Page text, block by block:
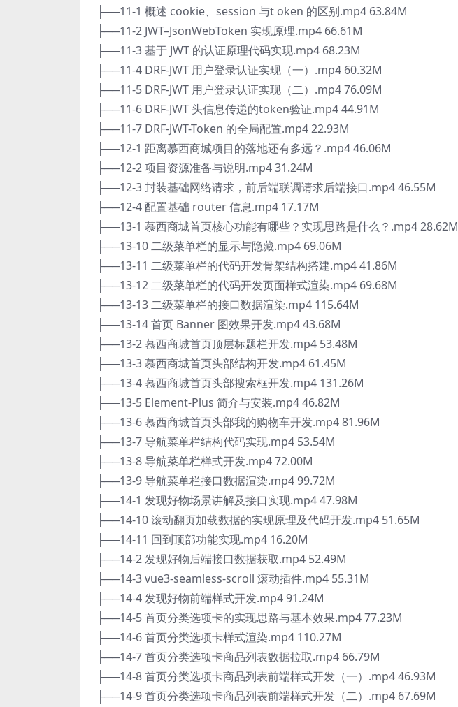
├──11-1 概述 cookie、session 与t oken 的区别.mp4 63.84M
├──11-2 JWT–JsonWebToken 实现原理.mp4 66.61M
├──11-3 基于 JWT 的认证原理代码实现.mp4 68.23M
├──11-4 DRF-JWT 用户登录认证实现（一）.mp4 60.32M
├──11-5 DRF-JWT 用户登录认证实现（二）.mp4 76.09M
├──11-6 DRF-JWT 头信息传递的token验证.mp4 44.91M
├──11-7 DRF-JWT-Token 的全局配置.mp4 22.93M
├──12-1 距离慕西商城项目的落地还有多远？.mp4 46.06M
├──12-2 项目资源准备与说明.mp4 31.24M
├──12-3 封装基础网络请求，前后端联调请求后端接口.mp4 46.55M
├──12-4 配置基础 router 信息.mp4 17.17M
├──13-1 慕西商城首页核心功能有哪些？实现思路是什么？.mp4 28.62M
├──13-10 二级菜单栏的显示与隐藏.mp4 69.06M
├──13-11 二级菜单栏的代码开发骨架结构搭建.mp4 41.86M
├──13-12 二级菜单栏的代码开发页面样式渲染.mp4 69.68M
├──13-13 二级菜单栏的接口数据渲染.mp4 115.64M
├──13-14 首页 Banner 图效果开发.mp4 43.68M
├──13-2 慕西商城首页顶层标题栏开发.mp4 53.48M
├──13-3 慕西商城首页头部结构开发.mp4 61.45M
├──13-4 慕西商城首页头部搜索框开发.mp4 131.26M
├──13-5 Element-Plus 简介与安装.mp4 46.82M
├──13-6 慕西商城首页头部我的购物车开发.mp4 81.96M
├──13-7 导航菜单栏结构代码实现.mp4 53.54M
├──13-8 导航菜单栏样式开发.mp4 72.00M
├──13-9 导航菜单栏接口数据渲染.mp4 99.72M
├──14-1 发现好物场景讲解及接口实现.mp4 47.98M
├──14-10 滚动翻页加载数据的实现原理及代码开发.mp4 51.65M
├──14-11 回到顶部功能实现.mp4 16.20M
├──14-2 发现好物后端接口数据获取.mp4 52.49M
├──14-3 vue3-seamless-scroll 滚动插件.mp4 55.31M
├──14-4 发现好物前端样式开发.mp4 91.24M
├──14-5 首页分类选项卡的实现思路与基本效果.mp4 77.23M
├──14-6 首页分类选项卡样式渲染.mp4 110.27M
├──14-7 首页分类选项卡商品列表数据拉取.mp4 66.79M
├──14-8 首页分类选项卡商品列表前端样式开发（一）.mp4 46.93M
├──14-9 首页分类选项卡商品列表前端样式开发（二）.mp4 67.69M